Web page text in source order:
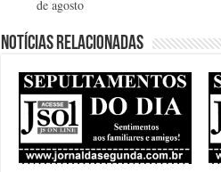
de agosto
Notícias relacionadas